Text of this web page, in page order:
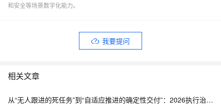
和安全等场景数字化能力。
我要提问
相关文章
从“无人跟进的死任务”到“自适应推进的确定性交付”：2026执行治理基线